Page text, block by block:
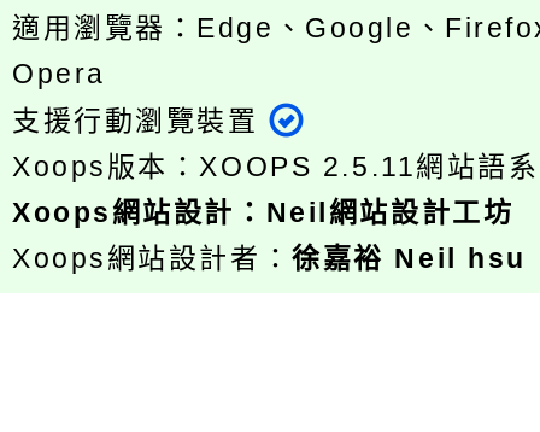
適用瀏覽器：Edge、Google、
Opera
支援行動瀏覽裝置
Xoops版本： XOOPS 2.5.11網站語
Xoops網站設計 ： Neil網站設計工坊
Xoops網站設計者：徐嘉裕 Neil hsu